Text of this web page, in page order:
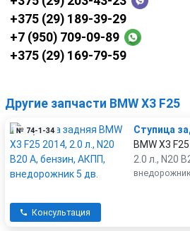
+375 (29) 189-39-29
+7 (950) 709-09-89
+375 (29) 169-79-59
Другие запчасти BMW X3 F25
№ 74-1-34
Ступица
BMW X3
2.0 л., N20
Консультация